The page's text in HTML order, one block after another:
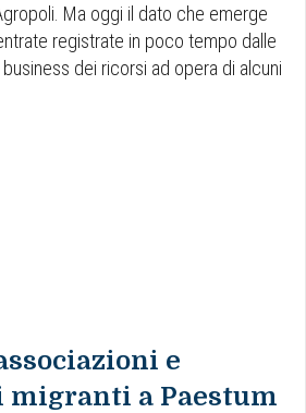
Ma oggi il dato che emerge
registrate in poco tempo dalle
dei ricorsi ad opera di alcuni
e
migranti a Paestum